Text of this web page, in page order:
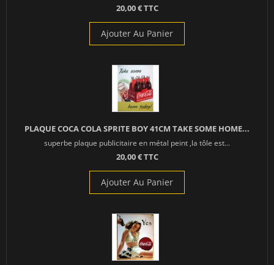
20,00 € TTC
Ajouter Au Panier
PLAQUE COCA COLA SPRITE BOY 41CM TAKE SOME HOME...
superbe plaque publicitaire en métal peint ,la tôle est...
20,00 € TTC
Ajouter Au Panier